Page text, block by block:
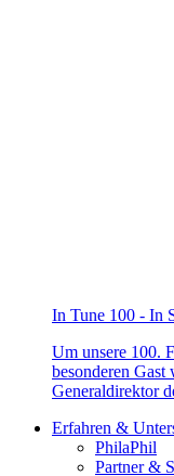
In Tune 100 - In
Um unsere 100.
besonderen Gast
Generaldirektor
Erfahren &
PhilaPhil
Partner &